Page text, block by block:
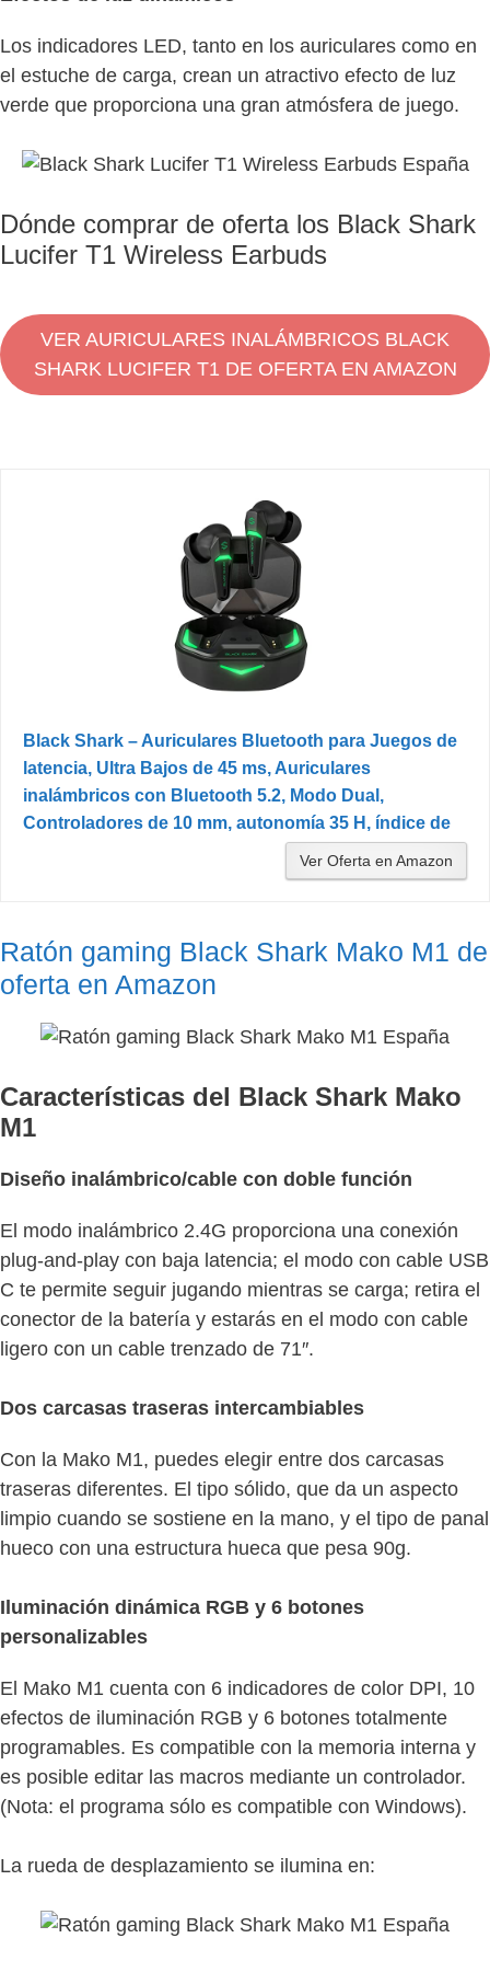
Los indicadores LED, tanto en los auriculares como en
el estuche de carga, crean un atractivo efecto de luz
verde que proporciona una gran atmósfera de juego.
Dónde comprar de oferta los Black Shark
Lucifer T1 Wireless Earbuds
VER AURICULARES INALÁMBRICOS BLACK
SHARK LUCIFER T1 DE OFERTA EN AMAZON
Black Shark – Auriculares Bluetooth para Juegos de
latencia, Ultra Bajos de 45 ms, Auriculares
inalámbricos con Bluetooth 5.2, Modo Dual,
Controladores de 10 mm, autonomía 35 H, índice de
Ver Oferta en Amazon
Ratón gaming Black Shark Mako M1 de
oferta en Amazon
Características del Black Shark Mako
M1
Diseño inalámbrico/cable con doble función
El modo inalámbrico 2.4G proporciona una conexión
plug-and-play con baja latencia; el modo con cable USB
C te permite seguir jugando mientras se carga; retira el
conector de la batería y estarás en el modo con cable
ligero con un cable trenzado de 71″.
Dos carcasas traseras intercambiables
Con la Mako M1, puedes elegir entre dos carcasas
traseras diferentes. El tipo sólido, que da un aspecto
limpio cuando se sostiene en la mano, y el tipo de panal
hueco con una estructura hueca que pesa 90g.
Iluminación dinámica RGB y 6 botones
personalizables
El Mako M1 cuenta con 6 indicadores de color DPI, 10
efectos de iluminación RGB y 6 botones totalmente
programables. Es compatible con la memoria interna y
es posible editar las macros mediante un controlador.
(Nota: el programa sólo es compatible con Windows).
La rueda de desplazamiento se ilumina en: